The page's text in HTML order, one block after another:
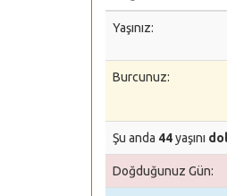
Yaşınız:
Burcunuz:
Şu anda 44yaşını
Doğduğunuz Gün: